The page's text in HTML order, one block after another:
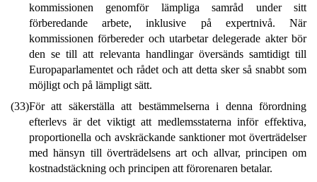
kommissionen genomför lämpliga samråd under sitt
förberedande arbete, inklusive på expertnivå. När
kommissionen förbereder och utarbetar delegerade akter bör
den se till att relevanta handlingar översänds samtidigt till
Europaparlamentet och rådet och att detta sker så snabbt som
möjligt och på lämpligt sätt.
(33)För att säkerställa att bestämmelserna i denna förordning
efterlevs är det viktigt att medlemsstaterna inför effektiva,
proportionella och avskräckande sanktioner mot överträdelser
med hänsyn till överträdelsens art och allvar, principen om
kostnadstäckning och principen att förorenaren betalar.